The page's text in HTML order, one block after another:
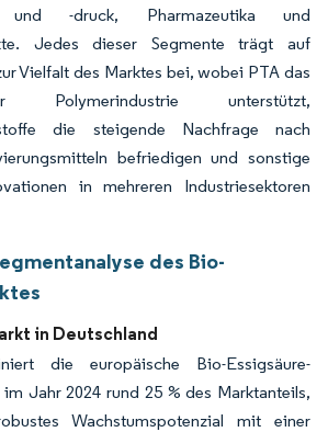
und -druck, Pharmazeutika und
Jedes dieser Segmente trägt auf
Vielfalt des Marktes bei, wobei PTA das
Polymerindustrie unterstützt,
die steigende Nachfrage nach
befriedigen und sonstige
in mehreren Industriesektoren
des Bio-
in Deutschland
die europäische Bio-Essigsäure-
Jahr 2024 rund 25 % des Marktanteils,
Wachstumspotenzial mit einer